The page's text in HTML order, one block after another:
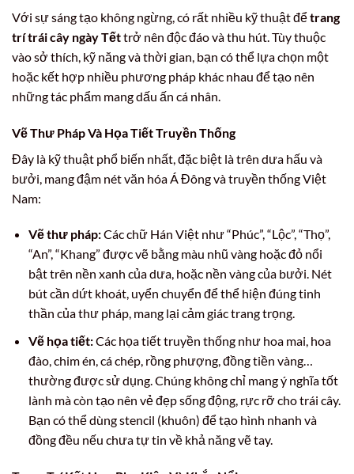
Với sự sáng tạo không ngừng, có rất nhiều kỹ thuật đểtrang
trí trái cây ngày Tếttrở nên độc đáo và thu hút. Tùy thuộc
vào sở thích, kỹ năng và thời gian, bạn có thể lựa chọn một
hoặc kết hợp nhiều phương pháp khác nhau để tạo nên
những tác phẩm mang dấu ấn cá nhân.
Vẽ Thư Pháp Và Họa Tiết Truyền Thống
Đây là kỹ thuật phổ biến nhất, đặc biệt là trên dưa hấu và
bưởi, mang đậm nét văn hóa Á Đông và truyền thống Việt
Nam:
Vẽ thư pháp:Các chữ Hán Việt như “Phúc”, “Lộc”, “Thọ”,
“An”, “Khang” được vẽ bằng màu nhũ vàng hoặc đỏ nổi
bật trên nền xanh của dưa, hoặc nền vàng của bưởi. Nét
bút cần dứt khoát, uyển chuyển để thể hiện đúng tinh
thần của thư pháp, mang lại cảm giác trang trọng.
Vẽ họa tiết:Các họa tiết truyền thống như hoa mai, hoa
đào, chim én, cá chép, rồng phượng, đồng tiền vàng…
thường được sử dụng. Chúng không chỉ mang ý nghĩa tốt
lành mà còn tạo nên vẻ đẹp sống động, rực rỡ cho trái cây.
Bạn có thể dùng stencil (khuôn) để tạo hình nhanh và
đồng đều nếu chưa tự tin về khả năng vẽ tay.